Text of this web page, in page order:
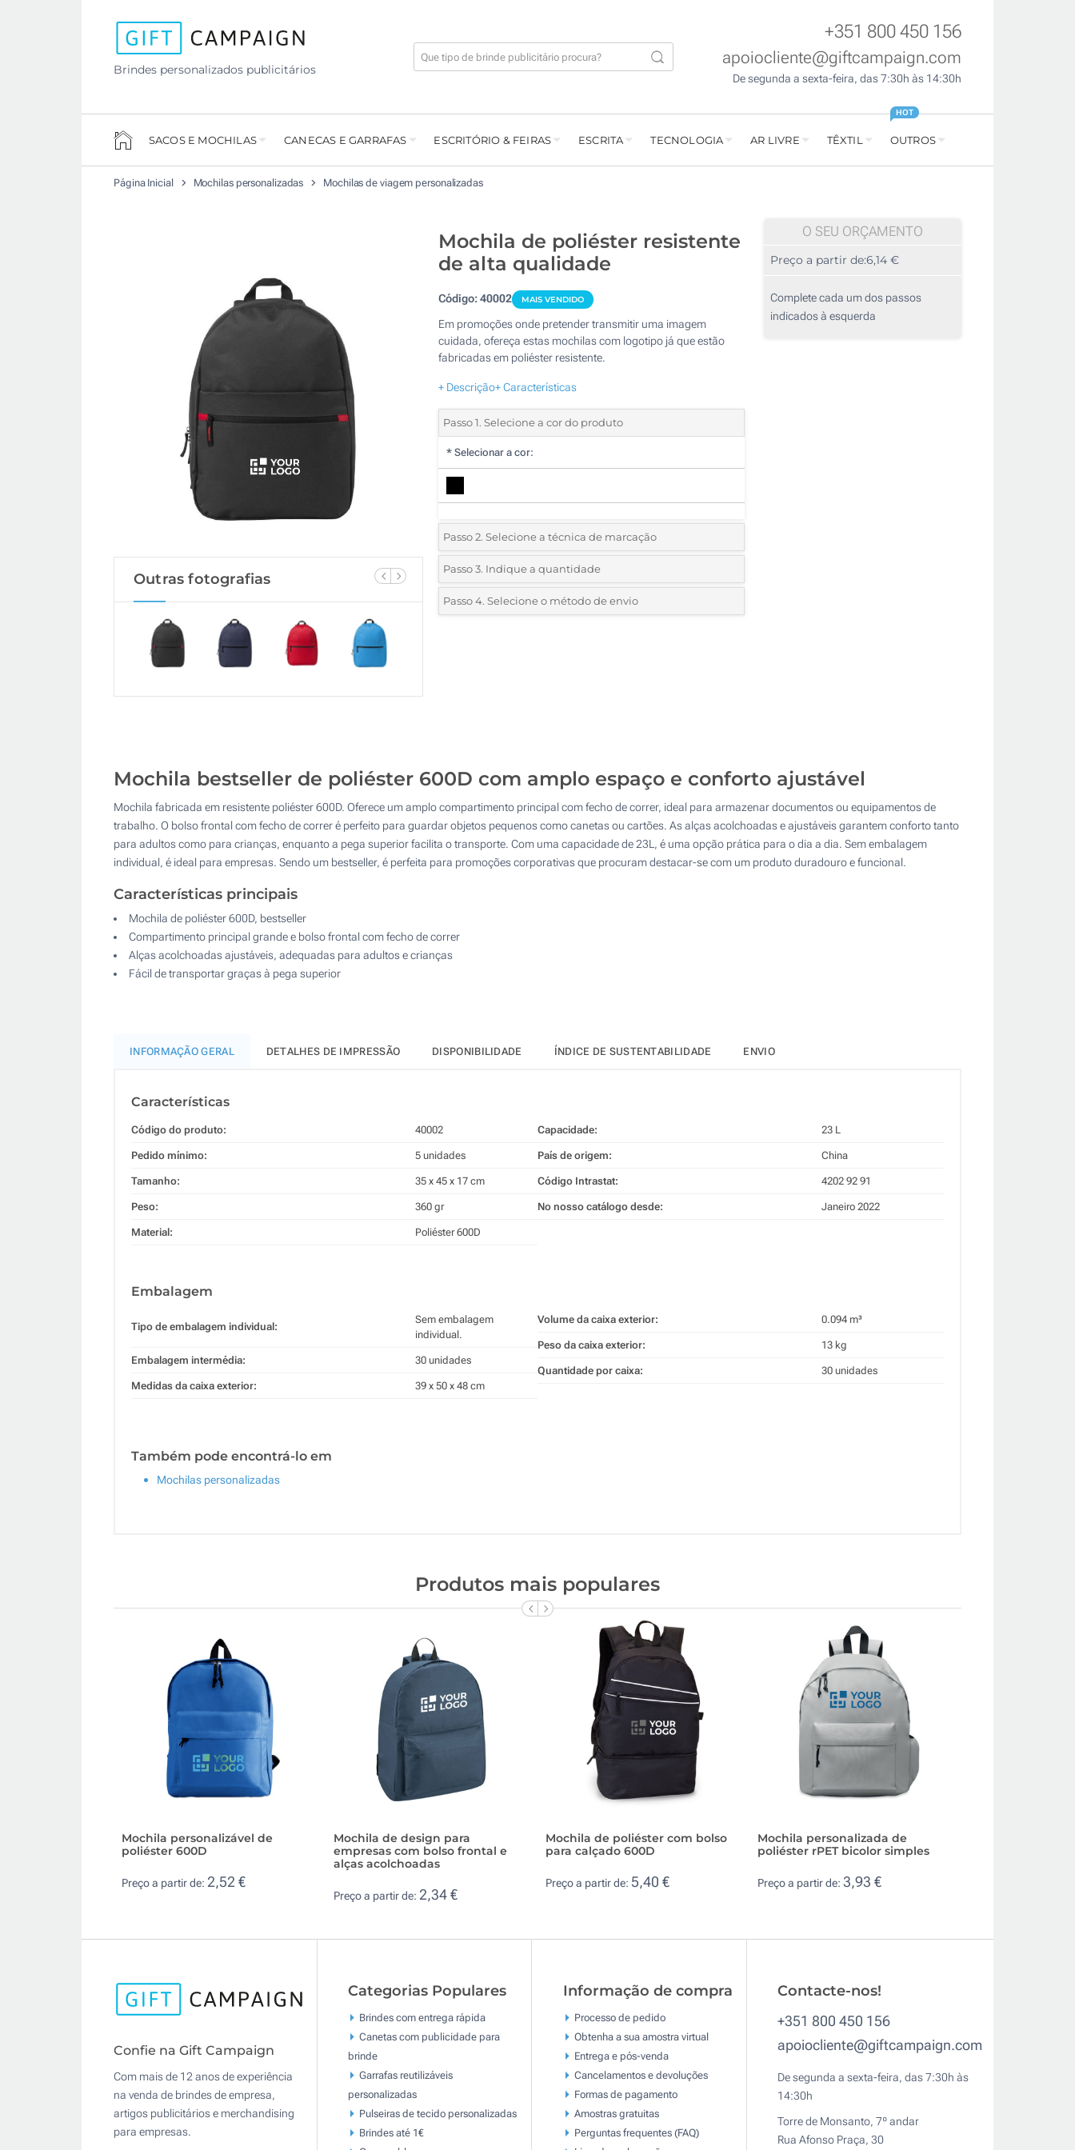
Brindes personalizados publicitários
+351 800 450 156
apoiocliente@giftcampaign.com
De segunda a sexta-feira, das 7:30h às 14:30h
SACOS E MOCHILAS CANECAS E GARRAFAS ESCRITÓRIO & FEIRAS ESCRITA TECNOLOGIA AR LIVRE TÊXTIL OUTROS
HOT
Página Inicial Mochilas personalizadas Mochilas de viagem personalizadas
Outras fotografias
Mochila de poliéster resistente
de alta qualidade
Código:40002 MAIS VENDIDO
Em promoções onde pretender transmitir uma imagem
cuidada, ofereça estas mochilas com logotipo já que estão
fabricadas em poliéster resistente.
+ Descrição+ Características
Passo 1. Selecione a cor do produto
* Selecionar a cor:
Passo 2. Selecione a técnica de marcação
*Selecione o tipo de marcação e as cores do logotipo:
1 Cor (Na frente)
Passo 3. Indique a quantidade
*Quantidade mínima:5
Outra : Atualizar
Passo 4. Selecione o método de envio
O SEU ORÇAMENTO
Preço a partir de:6,14 €
Complete cada um dos passos
indicados à esquerda
Mochila bestseller de poliéster 600D com amplo espaço e conforto ajustável
Mochila fabricada em resistente poliéster 600D. Oferece um amplo compartimento principal com fecho de correr, ideal para armazenar documentos ou equipamentos de
trabalho. O bolso frontal com fecho de correr é perfeito para guardar objetos pequenos como canetas ou cartões. As alças acolchoadas e ajustáveis garantem conforto tanto
para adultos como para crianças, enquanto a pega superior facilita o transporte. Com uma capacidade de 23L, é uma opção prática para o dia a dia. Sem embalagem
individual, é ideal para empresas. Sendo um bestseller, é perfeita para promoções corporativas que procuram destacar-se com um produto duradouro e funcional.
Características principais
Mochila de poliéster 600D, bestseller
Compartimento principal grande e bolso frontal com fecho de correr
Alças acolchoadas ajustáveis, adequadas para adultos e crianças
Fácil de transportar graças à pega superior
INFORMAÇÃO GERAL DETALHES DE IMPRESSÃO DISPONIBILIDADE ÍNDICE DE SUSTENTABILIDADE ENVIO
Características
Código do produto: 40002
Pedido mínimo: 5 unidades
Tamanho: 35 x 45 x 17 cm
Peso: 360 gr
Material: Poliéster 600D
Capacidade: 23 L
País de origem: China
Código Intrastat: 4202 92 91
No nosso catálogo desde: Janeiro 2022
Embalagem
Tipo de embalagem individual:
Sem embalagem
individual.
Embalagem intermédia: 30 unidades
Medidas da caixa exterior: 39 x 50 x 48 cm
Volume da caixa exterior: 0.094 m³
Peso da caixa exterior: 13 kg
Quantidade por caixa: 30 unidades
Também pode encontrá-lo em
Mochilas personalizadas
Produtos mais populares
Mochila personalizável de
poliéster 600D
Preço a partir de: 2,52 €
Mochila de design para
empresas com bolso frontal e
alças acolchoadas
Preço a partir de: 2,34 €
Mochila de poliéster com bolso
para calçado 600D
Preço a partir de: 5,40 €
Mochila personalizada de
poliéster rPET bicolor simples
Preço a partir de: 3,93 €
Confie na Gift Campaign
Com mais de 12 anos de experiência
na venda de brindes de empresa,
artigos publicitários e merchandising
para empresas.
Categorias Populares
Brindes com entrega rápida
Canetas com publicidade para
brinde
Garrafas reutilizáveis
personalizadas
Pulseiras de tecido personalizadas
Brindes até 1€
Informação de compra
Processo de pedido
Obtenha a sua amostra virtual
Entrega e pós-venda
Cancelamentos e devoluções
Formas de pagamento
Amostras gratuitas
Perguntas frequentes (FAQ)
Contacte-nos!
+351 800 450 156
apoiocliente@giftcampaign.com
De segunda a sexta-feira, das 7:30h às
14:30h
Torre de Monsanto, 7º andar
Rua Afonso Praça, 30